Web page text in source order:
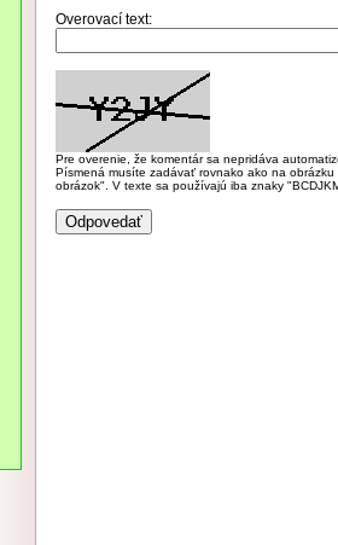
Overovací text:
Pre overenie, že komentár sa nepridáva
Písmená musíte zadávať rovnako ako na
obrázok". V texte sa používajú iba znaky